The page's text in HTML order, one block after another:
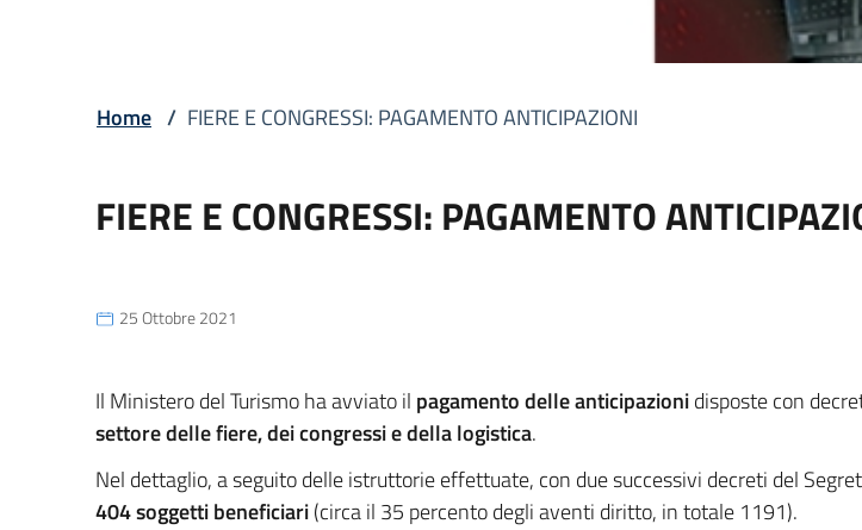
Home / FIERE E CONGRESSI: PAGAMENTO ANTICIPAZIONI
FIERE E CONGRESSI: PAGAMENTO
25 Ottobre 2021
Il Ministero del Turismo ha avviato il pagamento delle anticipazionidisposte con
settore delle fiere, dei congressi e della logistica.
Nel dettaglio, a seguito delle istruttorie effettuate, con due successivi decreti del
404 soggetti beneficiari(circa il 35 percento degli aventi diritto, in totale 1191).